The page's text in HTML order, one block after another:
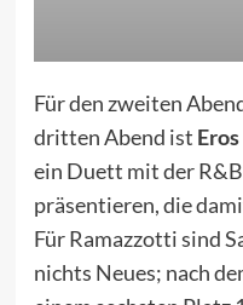
Für den zweiten
dritten Abend ist
ein Duett mit der
präsentieren, die
Für Ramazzotti sind
nichts Neues; nach